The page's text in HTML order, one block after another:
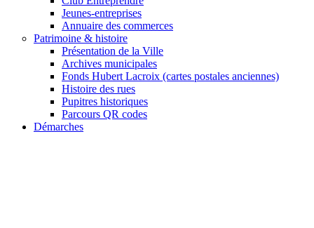
Jeunes-entreprises
Annuaire des commerces
Patrimoine & histoire
Présentation de la Ville
Archives municipales
Fonds Hubert Lacroix (cartes postales anciennes)
Histoire des rues
Pupitres historiques
Parcours QR codes
Démarches